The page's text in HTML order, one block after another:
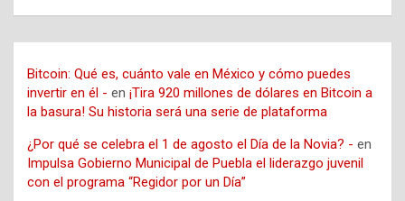
Bitcoin: Qué es, cuánto vale en México y cómo puedes
invertir en él - en ¡Tira 920 millones de dólares en Bitcoin a
la basura! Su historia será una serie de plataforma
¿Por qué se celebra el 1 de agosto el Día de la Novia? - en
Impulsa Gobierno Municipal de Puebla el liderazgo juvenil
con el programa “Regidor por un Día”